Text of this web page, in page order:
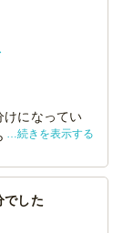
けになってい
れるように、
かったの
です！
続きを表示する
でした